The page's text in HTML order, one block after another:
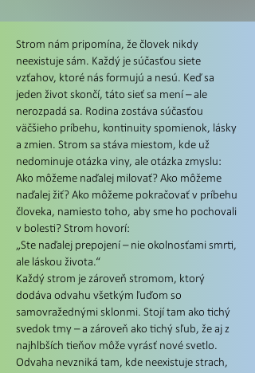
Strom nám pripomína, že človek nikdy
neexistuje sám. Každý je súčasťou siete
vzťahov, ktoré nás formujú a nesú. Keď sa
jeden život skončí, táto sieť sa mení – ale
nerozpadá sa. Rodina zostáva súčasťou
väčšieho príbehu, kontinuity spomienok, lásky
a zmien. Strom sa stáva miestom, kde už
nedominuje otázka viny, ale otázka zmyslu:
Ako môžeme naďalej milovať? Ako môžeme
naďalej žiť? Ako môžeme pokračovať v príbehu
človeka, namiesto toho, aby sme ho pochovali
v bolesti? Strom hovorí:
„Ste naďalej prepojení – nie okolnosťami smrti,
ale láskou života.“
Každý strom je zároveň stromom, ktorý
dodáva odvahu všetkým ľuďom so
samovražednými sklonmi. Stojí tam ako tichý
svedok tmy – a zároveň ako tichý sľub, že aj z
najhlbších tieňov môže vyrásť nové svetlo.
Odvaha nevzniká tam, kde neexistuje strach,